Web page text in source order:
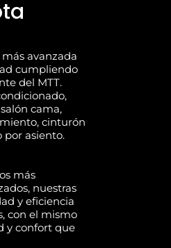
avanzada
cumpliendo
del MTT.
cama,
cinturón
por asiento.
más
nuestras
y eficiencia
con el mismo
y confort que